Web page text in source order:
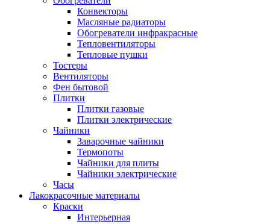
Конвекторы
Масляные радиаторы
Обогреватели инфракрасные
Тепловентиляторы
Тепловые пушки
Тостеры
Вентиляторы
Фен бытовой
Плитки
Плитки газовые
Плитки электрические
Чайники
Заварочные чайники
Термопоты
Чайники для плиты
Чайники электрические
Часы
Лакокрасочные материалы
Краски
Интерьерная